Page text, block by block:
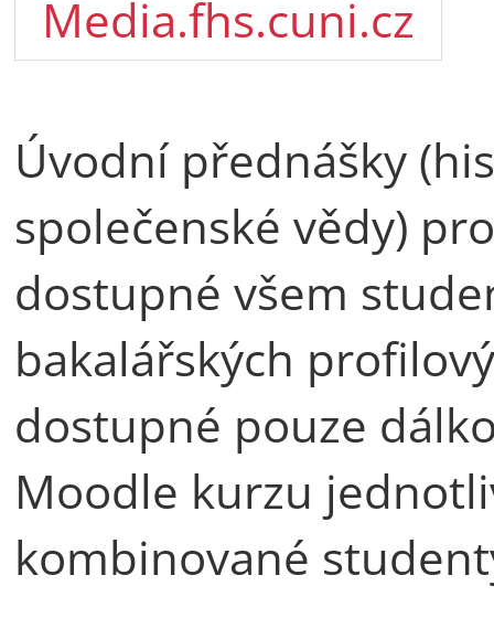
Media.fhs.cuni.cz
Úvodní přednášky
společenské vědy)
dostupné všem
bakalářských
dostupné pouze
Moodle kurzu
kombinované